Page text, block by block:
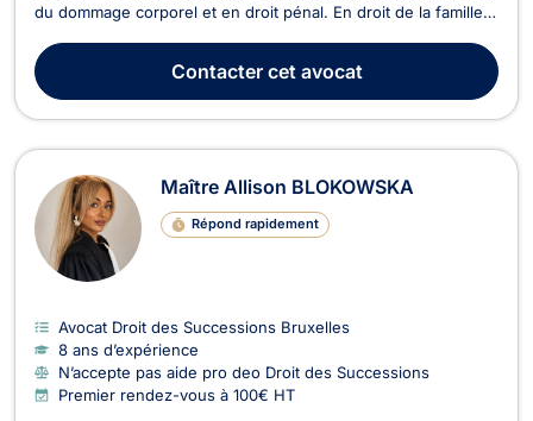
du dommage corporel et en droit pénal. En droit de la famille,
divorce à l’amiable ou contentieux. Il traite également les
dossiers relatifs à l’indivisio...
Contactercet avocat
Maître Allison BLOKOWSKA
Répond rapidement
Avocat Droit des Successions Bruxelles
8 ans d’expérience
N’accepte pas aide pro deo Droit des Successions
Premier rendez-vous à 100€ HT